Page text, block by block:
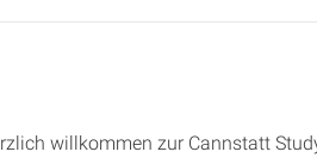
willkommen zur Cannstatt